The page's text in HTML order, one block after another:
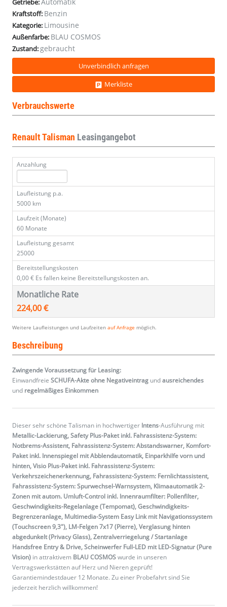
Getriebe:
Kraftstoff: Benzin
Kategorie: Limousine
Außenfarbe: BLAU COSMOS
Zustand: gebraucht
Unverbindlich anfragen
Merkliste
Verbrauchswerte
Renault Talisman Leasingangebot
Anzahlung
Laufleistung p.a.
5000 km
Laufzeit (Monate)
60 Monate
Laufleistung gesamt
25000
Bereitstellungskosten
0,00 € Es fallen keine Bereitstellungskosten an.
Monatliche Rate
224,00 €
Weitere Laufleistungen und Laufzeiten auf Anfrage möglich.
Beschreibung
Zwingende Voraussetzung für Leasing:
Einwandfreie SCHUFA-Akte ohne Negativeintrag undausreichendes
und regelmäßiges Einkommen
Dieser sehr schöne Talisman in hochwertiger Intens-Ausführung mit
Metallic-Lackierung, Safety Plus-Paket inkl. Fahrassistenz-System:
Notbrems-Assistent, Fahrassistenz-System: Abstandswarner, Komfort-
Paket inkl. Innenspiegel mit Abblendautomatik, Einparkhilfe vorn und
hinten, Visio Plus-Paket inkl. Fahrassistenz-System:
Verkehrszeichenerkennung, Fahrassistenz-System: Fernlichtassistent,
Fahrassistenz-System: Spurwechsel-Warnsystem, Klimaautomatik 2-
Zonen mit autom. Umluft-Control inkl. Innenraumfilter: Pollenfilter,
Geschwindigkeits-Regelanlage (Tempomat), Geschwindigkeits-
Begrenzeranlage, Multimedia-System Easy Link mit Navigationssystem
(Touchscreen 9,3"), LM-Felgen 7x17 (Pierre), Verglasung hinten
abgedunkelt (Privacy Glass), Zentralverriegelung / Startanlage
Handsfree Entry & Drive, Scheinwerfer Full-LED mit LED-Signatur (Pure
Vision) in attraktivem BLAU COSMOSwurde in unseren
Vertragswerkstätten auf Herz und Nieren geprüft!
Garantiemindestdauer 12 Monate. Zu einer Probefahrt sind Sie
jederzeit herzlich willkommen!